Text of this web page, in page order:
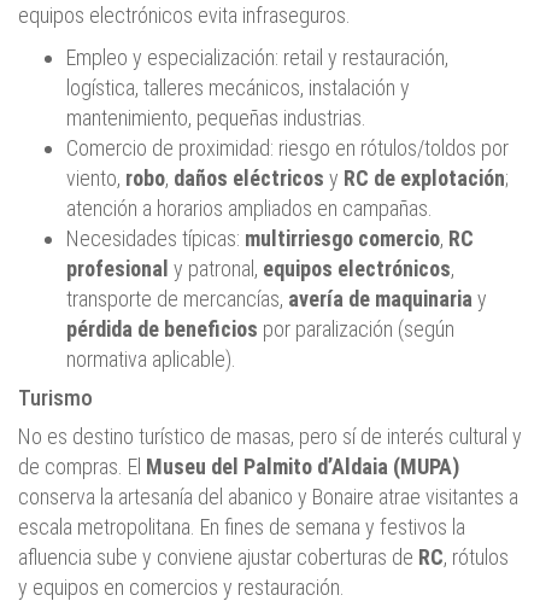
equipos electrónicos evita infraseguros.
Empleo y especialización: retail y restauración,
logística, talleres mecánicos, instalación y
mantenimiento, pequeñas industrias.
Comercio de proximidad: riesgo en rótulos/toldos por
viento, robo, daños eléctricos y RC de explotación;
atención a horarios ampliados en campañas.
Necesidades típicas: multirriesgo comercio, RC
profesional y patronal, equipos electrónicos,
transporte de mercancías, avería de maquinariay
pérdida de beneficios por paralización (según
normativa aplicable).
Turismo
No es destino turístico de masas, pero sí de interés cultural y
de compras. El Museu del Palmito d’Aldaia (MUPA)
conserva la artesanía del abanico y Bonaire atrae visitantes a
escala metropolitana. En fines de semana y festivos la
afluencia sube y conviene ajustar coberturas de RC, rótulos
y equipos en comercios y restauración.